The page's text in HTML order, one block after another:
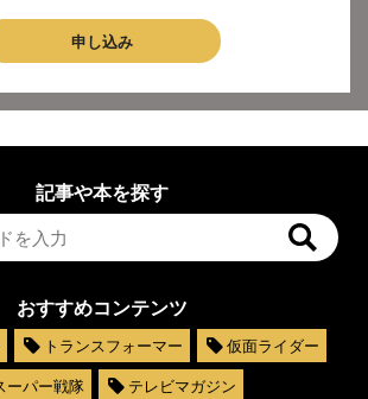
申し込み
記事や本を探す
おすすめコンテンツ
トランスフォーマー
仮面ライダー
ーパー戦隊
テレビマガジン